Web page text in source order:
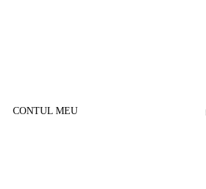
CONTUL MEU